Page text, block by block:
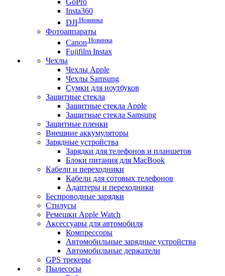
GoPro
Insta360
DJI Новинка
Фотоаппараты
Canon Новинка
Fujifilm Instax
Чехлы
Чехлы Apple
Чехлы Samsung
Сумки для ноутбуков
Защитные стекла
Защитные стекла Apple
Защитные стекла Samsung
Защитные пленки
Внешние аккумуляторы
Зарядные устройства
Зарядки для телефонов и планшетов
Блоки питания для MacBook
Кабели и переходники
Кабели для сотовых телефонов
Адаптеры и переходники
Беспроводные зарядки
Стилусы
Ремешки Apple Watch
Аксессуары для автомобиля
Компрессоры
Автомобильные зарядные устройства
Автомобильные держатели
GPS трекеры
Пылесосы